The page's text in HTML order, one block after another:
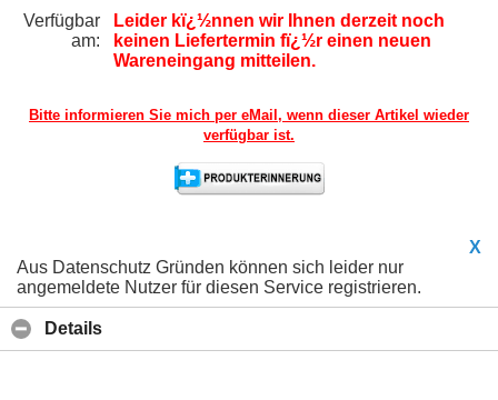
Verfügbar
am:
Leider kï¿½nnen wir Ihnen derzeit noch
keinen Liefertermin fï¿½r einen neuen
Wareneingang mitteilen.
Bitte informieren Sie mich per eMail, wenn dieser Artikel wieder
verfügbar ist.
X
Aus Datenschutz Gründen können sich leider nur
angemeldete Nutzer für diesen Service registrieren.
Details